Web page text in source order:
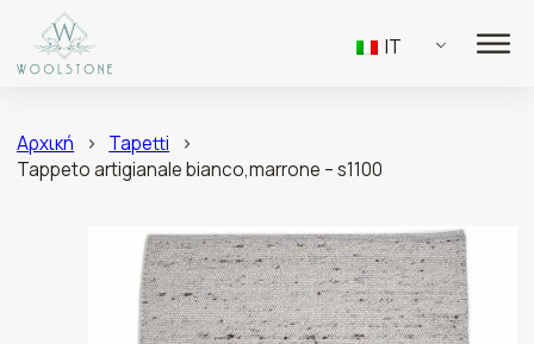
IT
Αρχική > Tapetti
>
Tappeto artigianale bianco,marrone – s1100